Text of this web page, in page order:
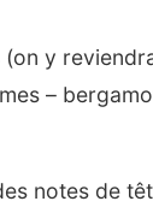
y
–
notes de